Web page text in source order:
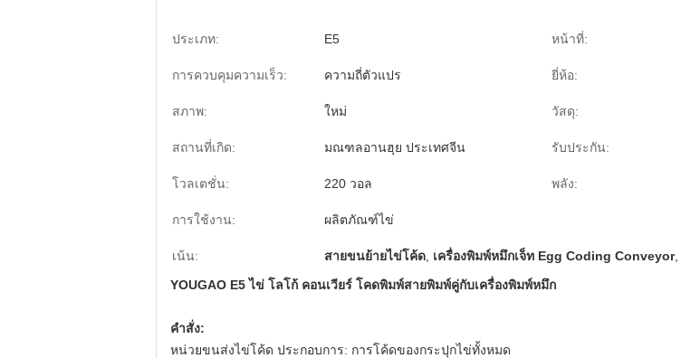
ประเภท: E5 หน้าที่:
การควบคุมความเร็ว: ความถี่ตัวแปร ยี่ห้อ:
สภาพ: ใหม่ วัสดุ:
สถานที่เกิด: มณฑลอานฮุย ประเทศจีน รับประกัน:
โวลเตชั่น: 220 วอล พลัง:
การใช้งาน: ผลิตภัณฑ์ไข่
เน้น: สายขนย้ายไข่โค้ด เครื่องพิมพ์หมึกเจ็ท Egg Coding Conveyor,
YOUGAO E5 ไข่ โลโก้ คอนเวียร์ โคดพิมพ์สายพิมพ์คู่กับเครื่องพิมพ์หมึก
คําสั่ง:
หน่วยขนส่งไข่โค้ด ประกอบการ: การโค้ดของกระปุกไข่ทั้งหมด